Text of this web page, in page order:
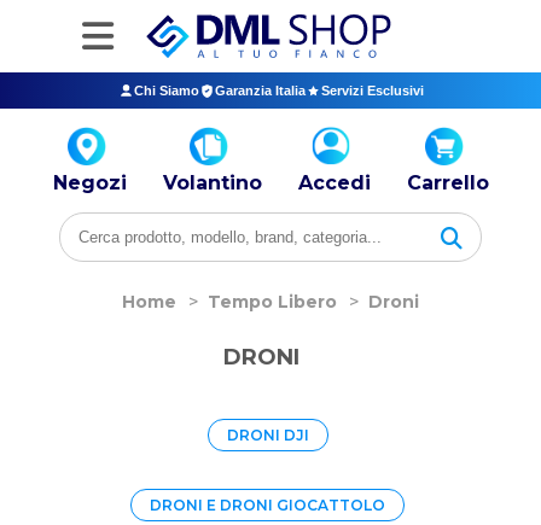
Chi Siamo Garanzia Italia Servizi Esclusivi
Negozi Volantino Accedi Carrello
Home > Tempo Libero > Droni
DRONI
DRONI DJI
DRONI E DRONI GIOCATTOLO